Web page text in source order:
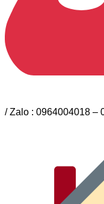
/ Zalo : 0964004018 –